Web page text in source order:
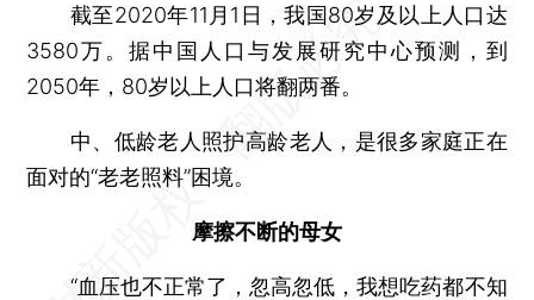
截至2020年11月1日，我国80岁及以上人口达
3580万。据中国人口与发展研究中心预测，到
2050年，80岁以上人口将翻两番。
中、低龄老人照护高龄老人，是很多家庭正在
面对的“老老照料”困境。
摩擦不断的母女
“血压也不正常了，忽高忽低，我想吃药都不知